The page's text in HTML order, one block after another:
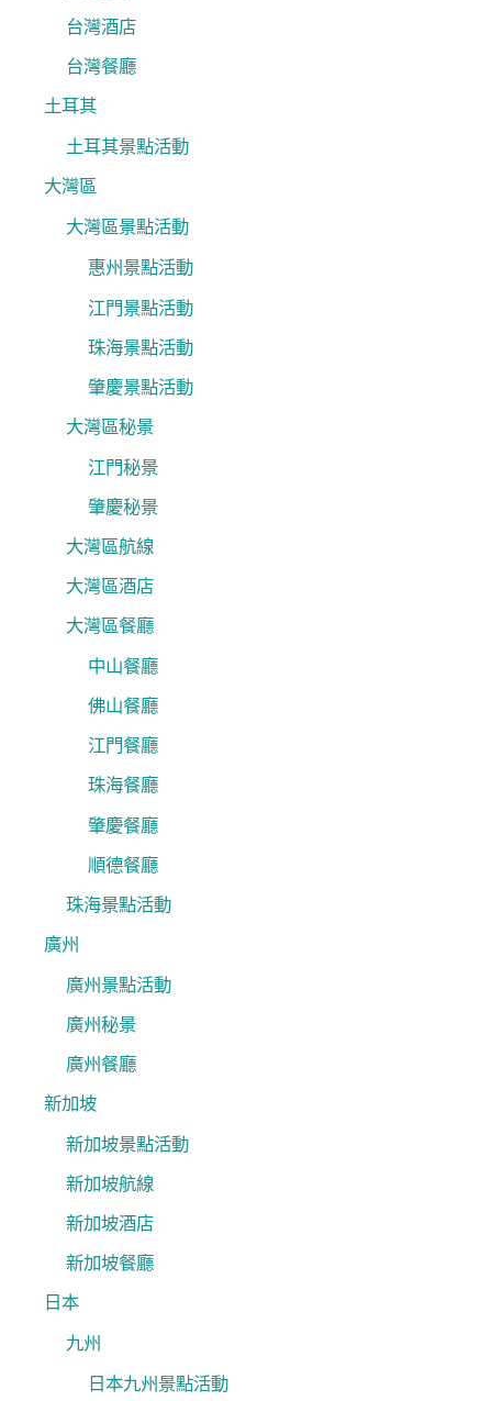
台灣酒店
台灣餐廳
土耳其
土耳其景點活動
大灣區
大灣區景點活動
惠州景點活動
江門景點活動
珠海景點活動
肇慶景點活動
大灣區秘景
江門秘景
肇慶秘景
大灣區航線
大灣區酒店
大灣區餐廳
中山餐廳
佛山餐廳
江門餐廳
珠海餐廳
肇慶餐廳
順德餐廳
珠海景點活動
廣州
廣州景點活動
廣州秘景
廣州餐廳
新加坡
新加坡景點活動
新加坡航線
新加坡酒店
新加坡餐廳
日本
九州
日本九州景點活動